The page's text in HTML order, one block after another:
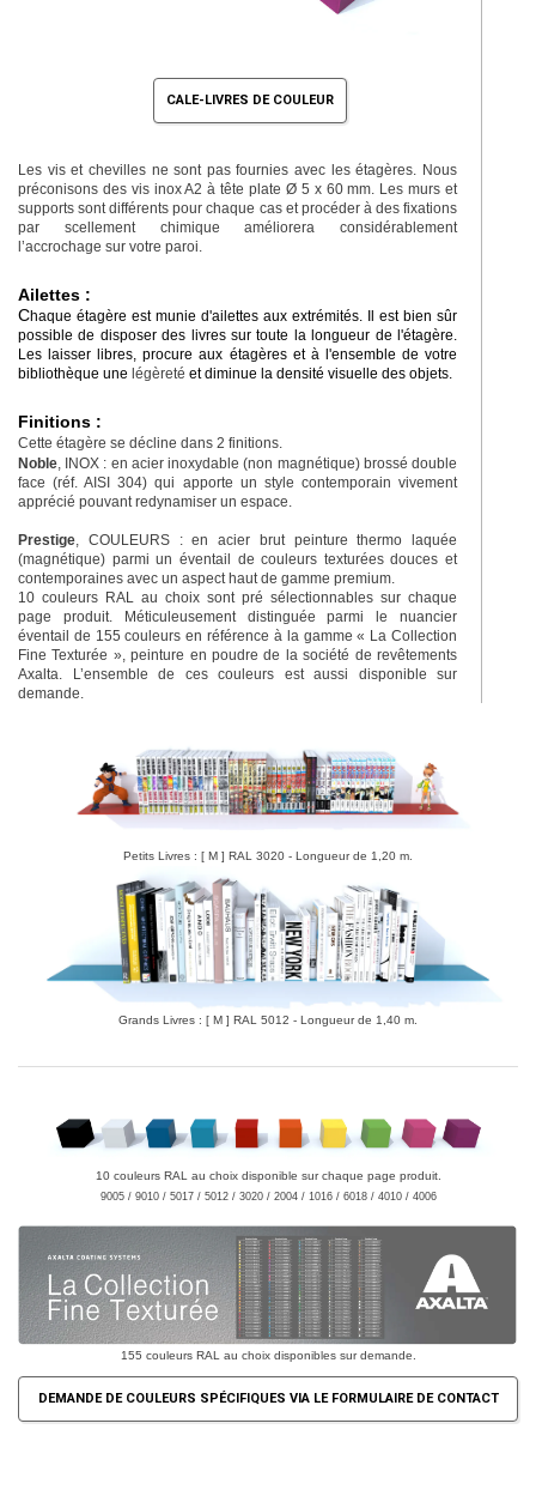
CALE-LIVRES DE COULEUR
Les vis et chevilles ne sont pas fournies avec les étagères. Nous
préconisons des vis inox A2 à tête plate Ø 5 x 60 mm. Les murs et
supports sont différents pour chaque cas et procéder à des fixations
par scellement chimique améliorera considérablement
l’accrochage sur votre paroi.
Ailettes :
Chaque étagère est munie d'ailettes aux extrémités. Il est bien sûr
possible de disposer des livres sur toute la longueur de l'étagère.
Les laisser libres, procure aux étagères et à l'ensemble de votre
bibliothèque une légèreté et diminue la densité visuelle des objets.
Finitions :
Cette étagère se décline dans 2 finitions.
Noble , INOX : en acier inoxydable (non magnétique) brossé double
face (réf. AISI 304) qui apporte un style contemporain vivement
apprécié pouvant redynamiser un espace.
Prestige , COULEURS : en acier brut peinture thermo laquée
(magnétique) parmi un éventail de couleurs texturées douces et
contemporaines avec un aspect haut de gamme premium.
10 couleurs RAL au choix sont pré sélectionnables sur chaque
page produit. Méticuleusement distinguée parmi le nuancier
éventail de 155 couleurs en référence à la gamme « La Collection
Fine Texturée », peinture en poudre de la société de revêtements
Axalta. L’ensemble de ces couleurs est aussi disponible sur
demande.
Petits Livres : [ M ] RAL 3020 - Longueur de 1,20 m.
Grands Livres : [ M ] RAL 5012 - Longueur de 1,40 m.
10 couleurs RAL au choix disponible sur chaque page produit.
9005 / 9010 / 5017 / 5012 / 3020 / 2004 / 1016 / 6018 / 4010 / 4006
155 couleurs RAL au choix disponibles sur demande.
DEMANDE DE COULEURS SPÉCIFIQUES VIA LE FORMULAIRE DE CONTACT